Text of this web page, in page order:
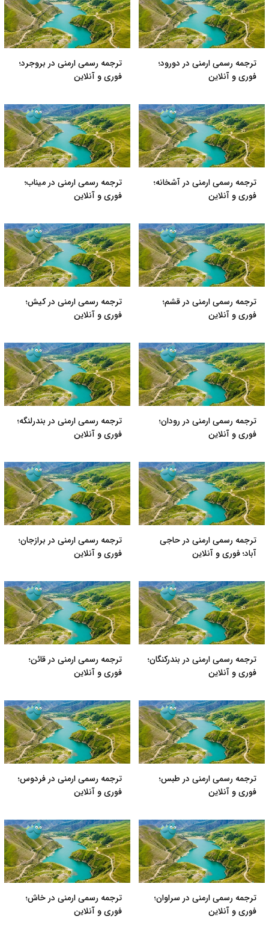
ترجمه رسمی ارمنی در دورود؛
فوری و آنلاین
ترجمه رسمی ارمنی در بروجرد؛
فوری و آنلاین
ترجمه رسمی ارمنی در آشخانه؛
فوری و آنلاین
ترجمه رسمی ارمنی در میناب؛
فوری و آنلاین
ترجمه رسمی ارمنی در قشم؛
فوری و آنلاین
ترجمه رسمی ارمنی در کیش؛
فوری و آنلاین
ترجمه رسمی ارمنی در رودان؛
فوری و آنلاین
ترجمه رسمی ارمنی در بندرلنگه؛
فوری و آنلاین
ترجمه رسمی ارمنی در حاجی
آباد؛ فوری و آنلاین
ترجمه رسمی ارمنی در برازجان؛
فوری و آنلاین
ترجمه رسمی ارمنی در بندرکنگان؛
فوری و آنلاین
ترجمه رسمی ارمنی در قائن؛
فوری و آنلاین
ترجمه رسمی ارمنی در طبس؛
فوری و آنلاین
ترجمه رسمی ارمنی در فردوس؛
فوری و آنلاین
ترجمه رسمی ارمنی در سراوان؛
فوری و آنلاین
ترجمه رسمی ارمنی در خاش؛
فوری و آنلاین